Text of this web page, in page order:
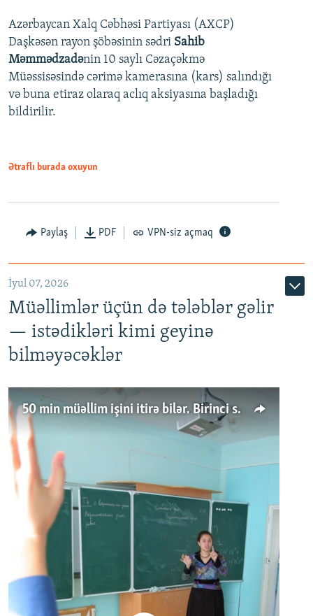
Auto 240p 360p
720p 1080p
360p
720p
1080p
Azərbaycan Xalq Cəbhəsi Partiyası (AXCP)
Daşkəsən rayon şöbəsinin sədri Sahib
Məmmədzadənin 10 saylı Cəzaçəkmə
Müəssisəsində cərimə kamerasına (kars) salındığı
və buna etiraz olaraq aclıq aksiyasına başladığı
bildirilir.
Ətraflı burada oxuyun
Paylaş PDF VPN-siz açmaq
İyul 07, 2026
Müəllimlər üçün də tələblər gəlir
— istədikləri kimi geyinə
bilməyəcəklər
50 min müəllim işini itirə bilər. Birinci sinfə gedənlər azalır